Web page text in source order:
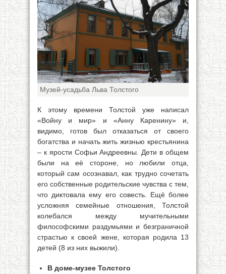
Музей-усадьба Льва Толстого
К этому времени Толстой уже написал
«Войну и мир» и «Анну Каренину» и,
видимо, готов был отказаться от своего
богатства и начать жить жизнью крестьянина
– к ярости Софьи Андреевны. Дети в общем
были на её стороне, но любили отца,
который сам осознавал, как трудно сочетать
его собственные родительские чувства с тем,
что диктовала ему его совесть. Ещё более
усложняя семейные отношения, Толстой
колебался между мучительными
философскими раздумьями и безграничной
страстью к своей жене, которая родила 13
детей (8 из них выжили).
В доме-музее Толстого